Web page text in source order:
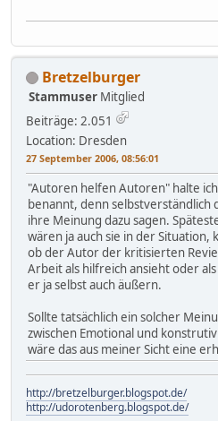
Bretzelburger
Stammuser Mitglied
Beiträge: 2.051
Location: Dresden
27 September 2006, 08:56:01
"Autoren helfen Autoren" halte
benannt, denn
ihre Meinung dazu sagen.
wären ja auch sie in der
ob der Autor der kritisierten
Arbeit als hilfreich ansieht oder
er ja selbst auch äußern.
Sollte tatsächlich ein solcher
zwischen Emotional und
wäre das aus meiner Sicht eine
http://bretzelburger.blogspot.de/
http://udorotenberg.blogspot.de/